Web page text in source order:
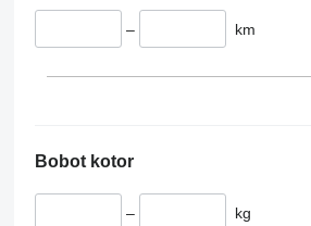
– km
Bobot kotor
– kg